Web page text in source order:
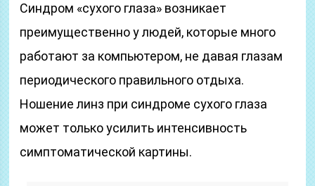
Синдром «сухого глаза» возникает
преимущественно у людей, которые много
работают за компьютером, не давая глазам
периодического правильного отдыха.
Ношение линз при синдроме сухого глаза
может только усилить интенсивность
симптоматической картины.